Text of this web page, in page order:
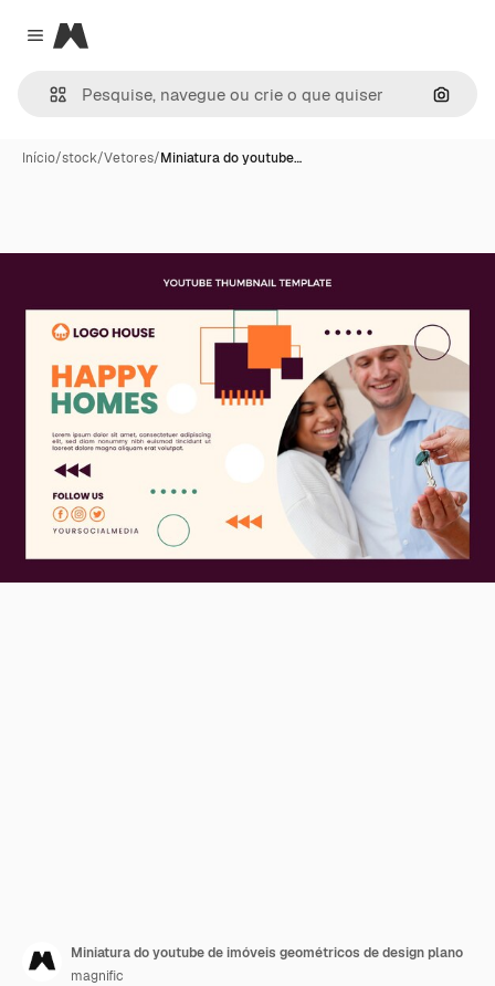
Close menu
Magnific
Início/stock/Vetores/Miniatura do youtube…
Miniatura do youtube de imóveis geométricos de design plano
magnific